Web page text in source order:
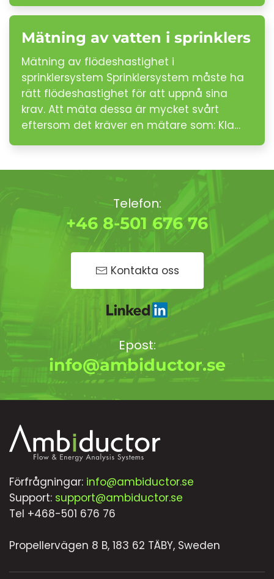
Mätning av vatten i sprinklers
Mätning av flödeshastighet i
sprinklersystem Sprinklersystem måste ha
rätt flödeshastighet för att uppnå sina
krav. Att mäta dessa är mycket svårt
eftersom det kräver en mätare som: Kla…
Telefon:
+46 8-501 676 76
Kontakta oss
Epost:
info@ambiductor.se
Förfrågningar: info@ambiductor.se
Support: support@ambiductor.se
Tel +468-501 676 76
Propellervägen 8 B, 183 62 TÄBY, Sweden